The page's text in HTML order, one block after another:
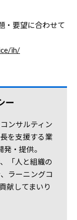
・要望に合わせて
ih/
ー
ンサルティン
を支援する業
・提供。
「人と組織の
ラーニングコ
献してまいり